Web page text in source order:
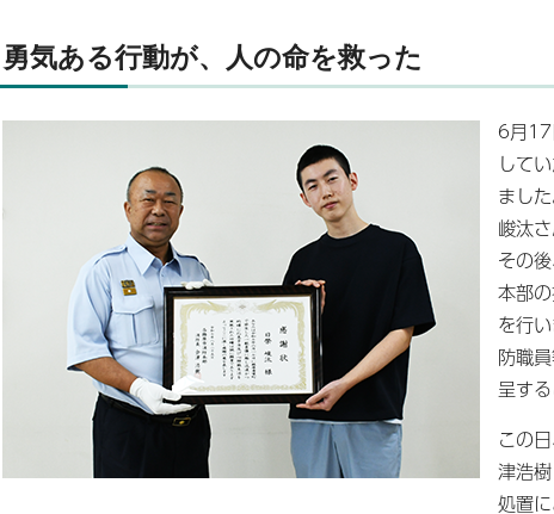
勇気ある行動が、人の命を救った
6月17
して
まし
峻汰
その
本部
を行
防職
呈す
この
津浩
処置